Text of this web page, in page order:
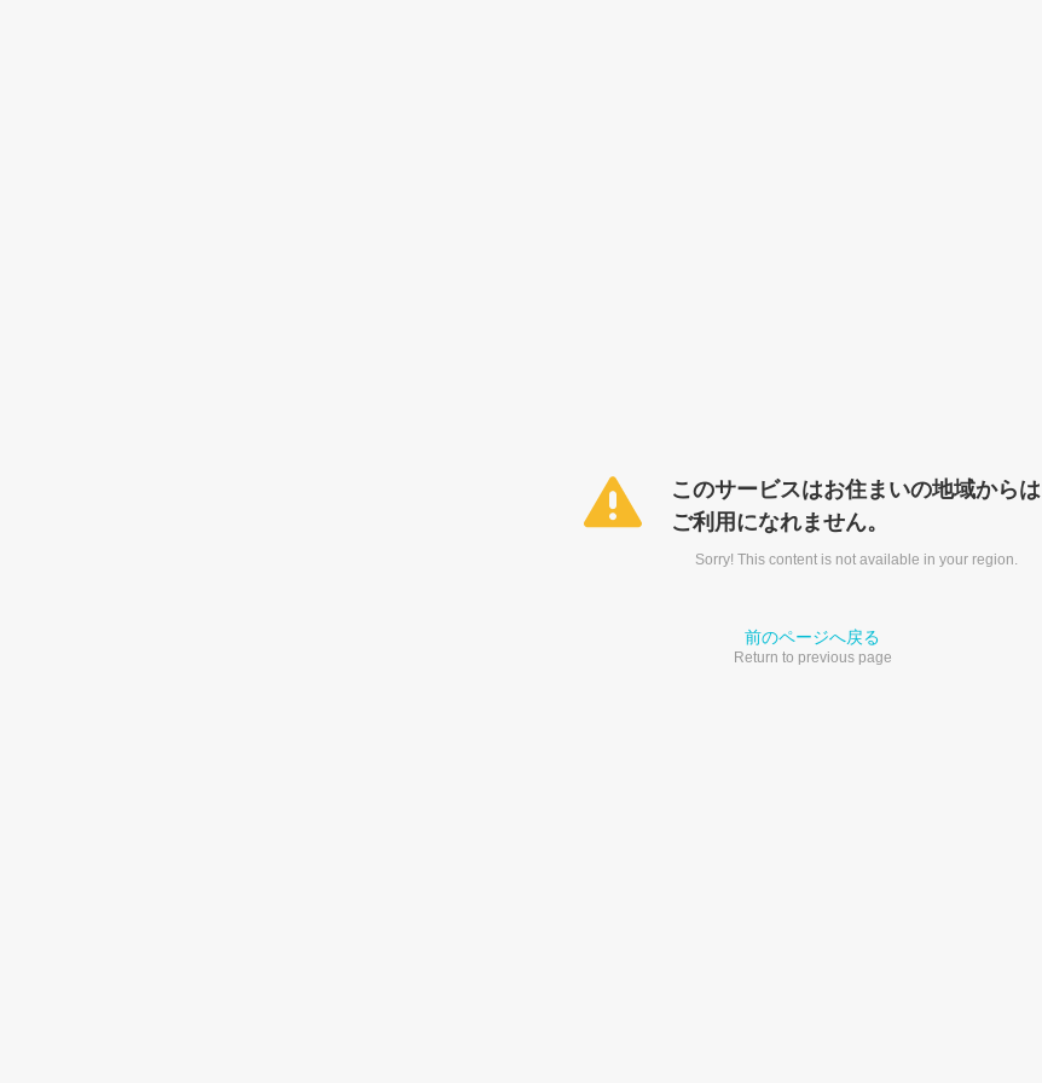
このサービスはお住まいの地域からは
ご利用になれません。
Sorry! This content is not available in your region.
前のページへ戻る
Return to previous page